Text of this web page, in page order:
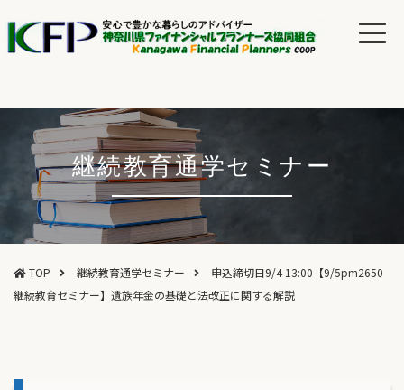
継続教育通学セミナー
TOP 継続教育通学セミナー
申込締切日9/4 13:00【9/5pm2650
継続教育セミナー】遺族年金の基礎と法改正に関する解説